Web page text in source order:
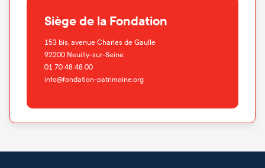
Siège de la Fondation
153 bis, avenue Charles de Gaulle
92200 Neuilly-sur-Seine
01 70 48 48 00
info@fondation-patrimoine.org